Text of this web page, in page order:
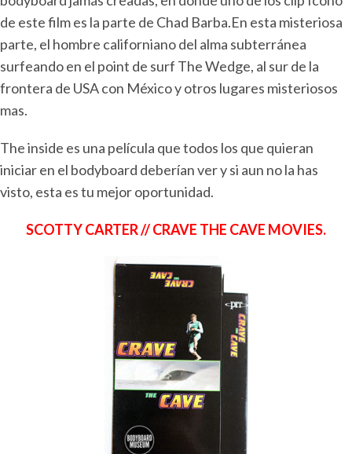
de este film es la parte de Chad Barba.En esta misteriosa
parte, el hombre californiano del alma subterránea
surfeando en el point de surf The Wedge, al sur de la
frontera de USA con México y otros lugares misteriosos
mas.
The inside es una película que todos los que quieran
iniciar en el bodyboard deberían ver y si aun no la has
visto, esta es tu mejor oportunidad.
SCOTTY CARTER // CRAVE THE CAVE MOVIES.